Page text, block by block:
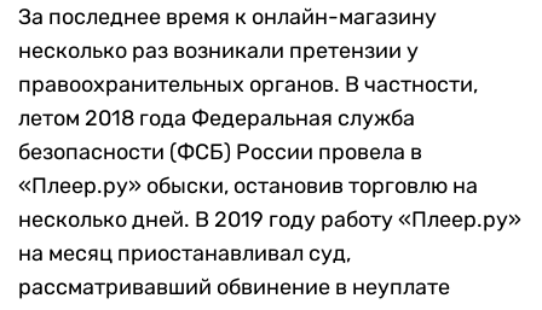
За последнее время к онлайн-магазину
несколько раз возникали претензии у
правоохранительных органов. В частности,
летом 2018 года Федеральная служба
безопасности (ФСБ) России провела в
«Плеер.ру» обыски, остановив торговлю на
несколько дней. В 2019 году работу «Плеер.ру»
на месяц приостанавливал суд,
рассматривавший обвинение в неуплате